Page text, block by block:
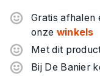
Gratis afhalen
onze winkels
Met dit
Bij De Banier